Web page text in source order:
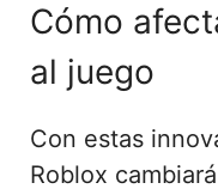
Cómo
al juego
Con estas
Roblox